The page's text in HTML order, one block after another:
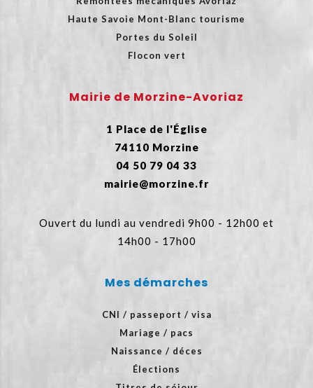
Haute Savoie Mont-Blanc tourisme
Portes du Soleil
Flocon vert
Mairie de Morzine-Avoriaz
1 Place de l'Église
74110 Morzine
04 50 79 04 33
mairie@morzine.fr
Ouvert du lundi au vendredi 9h00 - 12h00 et
14h00 - 17h00
Mes démarches
CNI / passeport / visa
Mariage / pacs
Naissance / déces
Élections